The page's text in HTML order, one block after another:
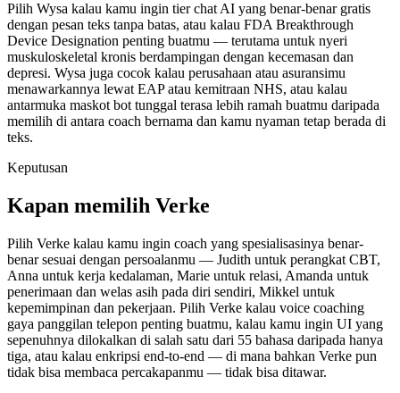
Pilih Wysa kalau kamu ingin tier chat AI yang benar-benar gratis
dengan pesan teks tanpa batas, atau kalau FDA Breakthrough
Device Designation penting buatmu — terutama untuk nyeri
muskuloskeletal kronis berdampingan dengan kecemasan dan
depresi. Wysa juga cocok kalau perusahaan atau asuransimu
menawarkannya lewat EAP atau kemitraan NHS, atau kalau
antarmuka maskot bot tunggal terasa lebih ramah buatmu daripada
memilih di antara coach bernama dan kamu nyaman tetap berada di
teks.
Keputusan
Kapan memilih Verke
Pilih Verke kalau kamu ingin coach yang spesialisasinya benar-
benar sesuai dengan persoalanmu — Judith untuk perangkat CBT,
Anna untuk kerja kedalaman, Marie untuk relasi, Amanda untuk
penerimaan dan welas asih pada diri sendiri, Mikkel untuk
kepemimpinan dan pekerjaan. Pilih Verke kalau voice coaching
gaya panggilan telepon penting buatmu, kalau kamu ingin UI yang
sepenuhnya dilokalkan di salah satu dari 55 bahasa daripada hanya
tiga, atau kalau enkripsi end-to-end — di mana bahkan Verke pun
tidak bisa membaca percakapanmu — tidak bisa ditawar.